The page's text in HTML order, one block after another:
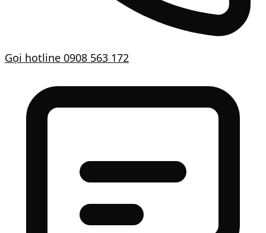
Gọi hotline 0908 563 172